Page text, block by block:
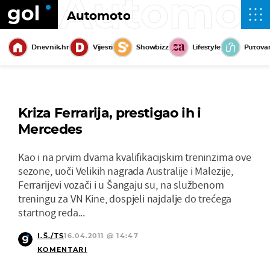
Automoto
Dnevnik.hr Vijesti Showbizz Lifestyle
Kriza Ferrarija, prestigao ih i
Mercedes
Kao i na prvim dvama kvalifikacijskim treninzima ove
sezone, uoči Velikih nagrada Australije i Malezije,
Ferrarijevi vozači i u Šangaju su, na službenom
treningu za VN Kine, dospjeli najdalje do trećega
startnog reda...
I.Š./TS16.04.2011 @ 14:47
KOMENTARI